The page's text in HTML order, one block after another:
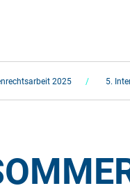
2025 5.